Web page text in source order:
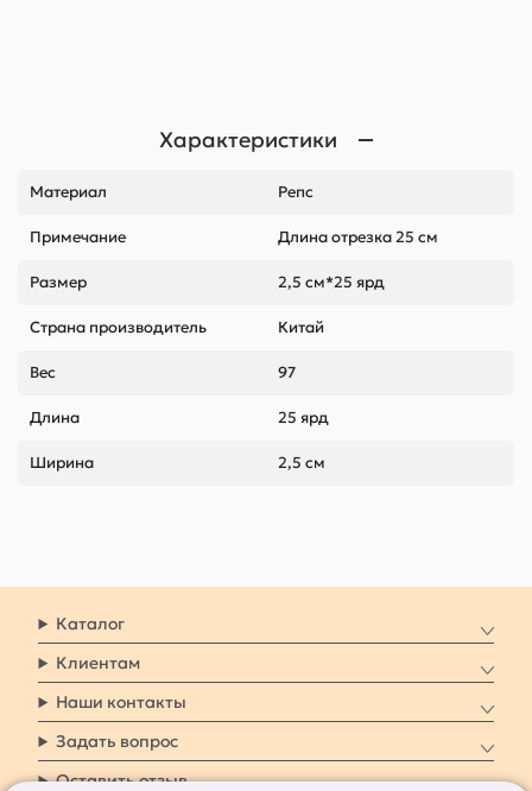
Характеристики
Материал Репс
Примечание Длина отрезка 25 см
Размер 2,5 см*25 ярд
Страна производитель Китай
Вес 97
Длина 25 ярд
Ширина 2,5 см
Каталог
Клиентам
Наши контакты
Задать вопрос
Оставить отзыв